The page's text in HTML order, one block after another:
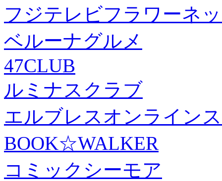
フジテレビフラワーネ
ベルーナグルメ
47CLUB
ルミナスクラブ
エルブレスオンライン
BOOK☆WALKER
コミックシーモア